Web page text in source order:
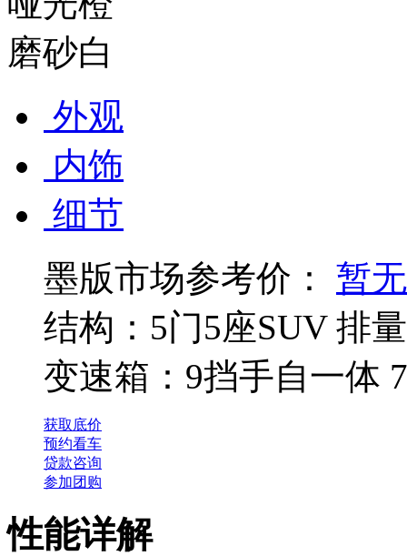
磨砂白
外观
内饰
细节
墨版市场参考价：
暂
结构：5门5座SUV 排
变速箱：9挡手自一体
获取底价
预约看车
贷款咨询
参加团购
性能详解